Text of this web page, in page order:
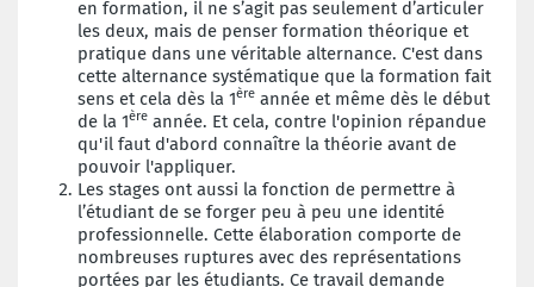
en formation, il ne s’agit pas seulement d’articuler
les deux, mais de penser formation théorique et
pratique dans une véritable alternance. C'est dans
cette alternance systématique que la formation fait
sens et cela dès la 1ère année et même dès le début
de la 1ère année. Et cela, contre l'opinion répandue
qu'il faut d'abord connaître la théorie avant de
pouvoir l'appliquer.
Les stages ont aussi la fonction de permettre à
l’étudiant de se forger peu à peu une identité
professionnelle. Cette élaboration comporte de
nombreuses ruptures avec des représentations
portées par les étudiants. Ce travail demande